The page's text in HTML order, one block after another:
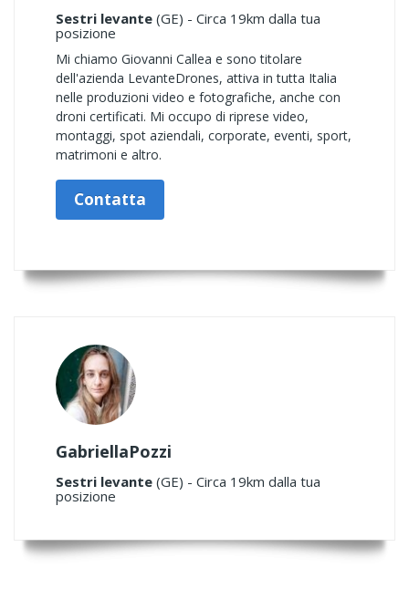
Sestri levante (GE) - Circa 19km dalla tua
posizione
Mi chiamo Giovanni Callea e sono titolare
dell'azienda LevanteDrones, attiva in tutta Italia
nelle produzioni video e fotografiche, anche con
droni certificati. Mi occupo di riprese video,
montaggi, spot aziendali, corporate, eventi, sport,
matrimoni e altro.
Contatta
GabriellaPozzi
Sestri levante (GE) - Circa 19km dalla tua
posizione